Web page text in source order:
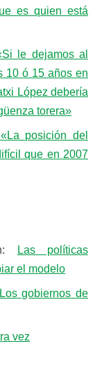
es quien está
le dejamos al
10 ó 15 años en
López debería
torera»
«La posición del
que en 2007
Las políticas
el modelo
Los gobiernos de
vez